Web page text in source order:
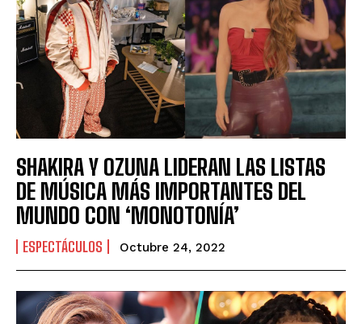
SHAKIRA Y OZUNA LIDERAN LAS LISTAS
DE MÚSICA MÁS IMPORTANTES DEL
MUNDO CON ‘MONOTONÍA’
ESPECTÁCULOS Octubre 24, 2022